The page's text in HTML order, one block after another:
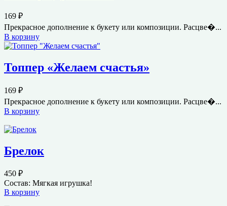
169 ₽
Прекрасное дополнение к букету или композиции. Расцве�...
В корзину
Топпер «Желаем счастья»
169 ₽
Прекрасное дополнение к букету или композиции. Расцве�...
В корзину
Брелок
450 ₽
Состав: Мягкая игрушка!
В корзину